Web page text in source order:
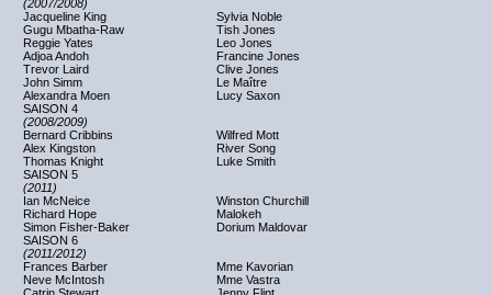
(2007/2008)
Jacqueline King
Sylvia Noble
Gugu Mbatha-Raw
Tish Jones
Reggie Yates
Leo Jones
Adjoa Andoh
Francine Jones
Trevor Laird
Clive Jones
John Simm
Le Maître
Alexandra Moen
Lucy Saxon
SAISON 4
(2008/2009)
Bernard Cribbins
Wilfred Mott
Alex Kingston
River Song
Thomas Knight
Luke Smith
SAISON 5
(2011)
Ian McNeice
Winston Churchill
Richard Hope
Malokeh
Simon Fisher-Baker
Dorium Maldovar
SAISON 6
(2011/2012)
Frances Barber
Mme Kavorian
Neve McIntosh
Mme Vastra